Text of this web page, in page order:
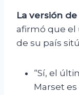
La versión
afirmó que
de su país
“Sí, el
Marset